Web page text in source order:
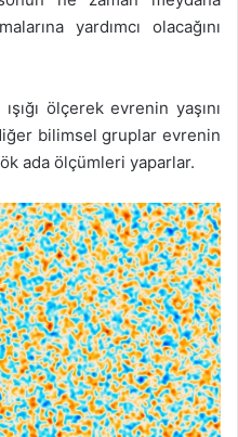
yardımcı olacağını
ölçerek evrenin yaşını
bilimsel gruplar evrenin
ada ölçümleri yaparlar.